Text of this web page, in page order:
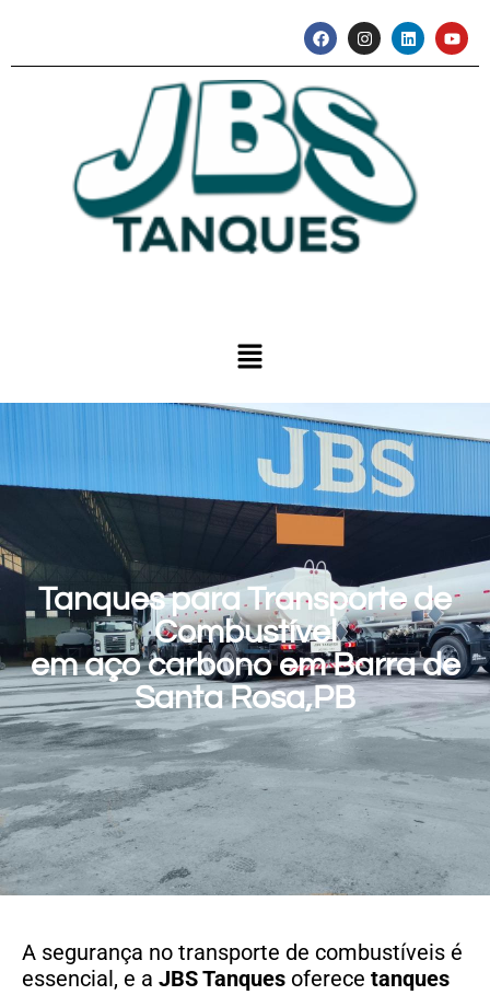
Tanques para Transporte de
Combustível
em aço carbono em Barra de
Santa Rosa,PB
A segurança no transporte de combustíveis é
essencial, e a JBS Tanques oferece tanques